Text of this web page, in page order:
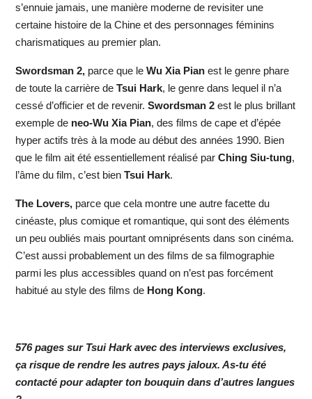
s’ennuie jamais, une manière moderne de revisiter une
certaine histoire de la Chine et des personnages féminins
charismatiques au premier plan.
Swordsman 2,parce que le Wu Xia Pianest le genre phare
de toute la carrière de Tsui Hark, le genre dans lequel il n’a
cessé d’officier et de revenir. Swordsman 2est le plus brillant
exemple de neo-Wu Xia Pian, des films de cape et d’épée
hyper actifs très à la mode au début des années 1990. Bien
que le film ait été essentiellement réalisé par Ching Siu-tung,
l’âme du film, c’est bien Tsui Hark.
The Lovers,parce que cela montre une autre facette du
cinéaste, plus comique et romantique, qui sont des éléments
un peu oubliés mais pourtant omniprésents dans son cinéma.
C’est aussi probablement un des films de sa filmographie
parmi les plus accessibles quand on n’est pas forcément
habitué au style des films de Hong Kong.
576 pages sur Tsui Hark avec des interviews exclusives,
ça risque de rendre les autres pays jaloux. As-tu été
contacté pour adapter ton bouquin dans d’autres langues